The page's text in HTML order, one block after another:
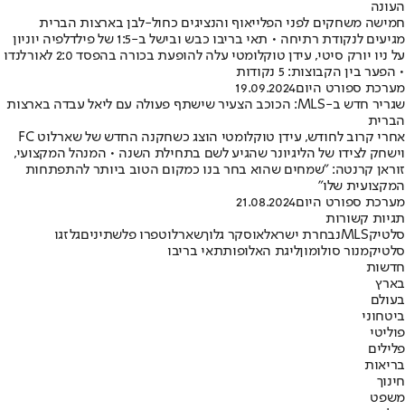
העונה
חמישה משחקים לפני הפלייאוף והנציגים כחול-לבן בארצות הברית
מגיעים לנקודת רתיחה • תאי בריבו כבש ובישל ב-1:5 של פילדלפיה יוניון
על ניו יורק סיטי, עידן טוקלומטי עלה להופעת בכורה בהפסד 2:0 לאורלנדו
• הפער בין הקבוצות: 5 נקודות
מערכת ספורט היום19.09.2024
שגריר חדש ב-MLS: הכוכב הצעיר שישתף פעולה עם ליאל עבדה בארצות
הברית
אחרי קרוב לחודש, עידן טוקלומטי הוצג כשחקנה החדש של שארלוט FC
וישחק לצידו של הליגיונר שהגיע לשם בתחילת השנה • המנהל המקצועי,
זוראן קרנטה: "שמחים שהוא בחר בנו כמקום הטוב ביותר להתפתחות
המקצועית שלו"
מערכת ספורט היום21.08.2024
תגיות קשורות
סלטיקMLSנבחרת ישראלאוסקר גלוךשארלוטפרו פלשתיניםגלזגו
סלטיקמנור סולומוןליגת האלופותתאי בריבו
חדשות
בארץ
בעולם
ביטחוני
פוליטי
פלילים
בריאות
חינוך
משפט